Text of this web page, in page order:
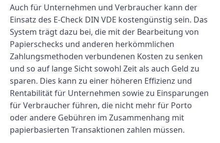
Auch für Unternehmen und Verbraucher kann der
Einsatz des E-Check DIN VDE kostengünstig sein. Das
System trägt dazu bei, die mit der Bearbeitung von
Papierschecks und anderen herkömmlichen
Zahlungsmethoden verbundenen Kosten zu senken
und so auf lange Sicht sowohl Zeit als auch Geld zu
sparen. Dies kann zu einer höheren Effizienz und
Rentabilität für Unternehmen sowie zu Einsparungen
für Verbraucher führen, die nicht mehr für Porto
oder andere Gebühren im Zusammenhang mit
papierbasierten Transaktionen zahlen müssen.